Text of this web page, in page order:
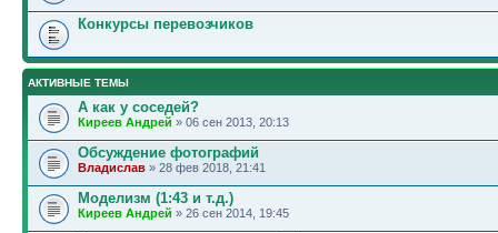
Конкурсы перевозчиков
АКТИВНЫЕ ТЕМЫ
А как у соседей?
Киреев Андрей » 06 сен 2013, 20:13
Обсуждение фотографий
Владислав » 28 фев 2018, 21:41
Моделизм (1:43 и т.д.)
Киреев Андрей » 26 сен 2014, 19:45